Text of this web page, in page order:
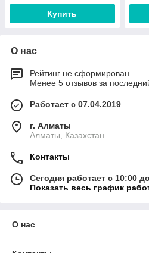
Купить
О нас
Рейтинг не сформирован
Менее 5 отзывов за
Работает с 07.04.2019
г. Алматы
Алматы, Казахстан
Контакты
Сегодня работает с 10:00
Показать весь график
О нас